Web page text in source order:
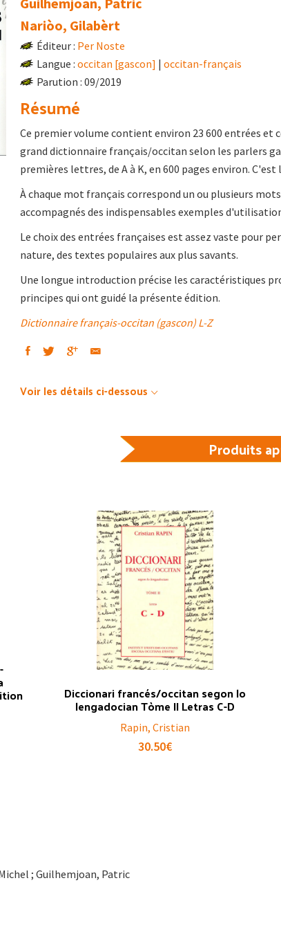
Nariòo, Gilabèrt
Éditeur : Per Noste
Langue : occitan [gascon] | occitan-français
Parution : 09/2019
Résumé
Ce premier volume contient environ 23 600 entrées et
grand dictionnaire français/occitan selon les parlers
premières lettres, de A à K, en 600 pages environ.
À chaque mot français correspond un ou plusieurs
accompagnés des indispensables exemples
Le choix des entrées françaises est assez vaste pour
nature, des textes populaires aux plus savants.
Une longue introduction précise les caractéristiques
principes qui ont guidé la présente édition.
Dictionnaire français-occitan (gascon) L-Z
Voir les détails ci-dessous
Produits
Diccionari francés/occitan segon lo
lengadocian Tòme II Letras C-D
Rapin, Cristian
30.50€
; Guilhemjoan, Patric